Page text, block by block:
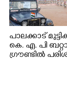
പാലക്കാട്
കെ. എ. പി
ഗ്രൗണ്ടിൽ